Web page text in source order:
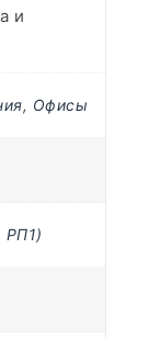
и
, Офисы
РП1)